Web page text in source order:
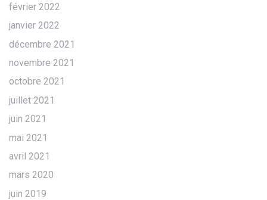
février 2022
janvier 2022
décembre 2021
novembre 2021
octobre 2021
juillet 2021
juin 2021
mai 2021
avril 2021
mars 2020
juin 2019